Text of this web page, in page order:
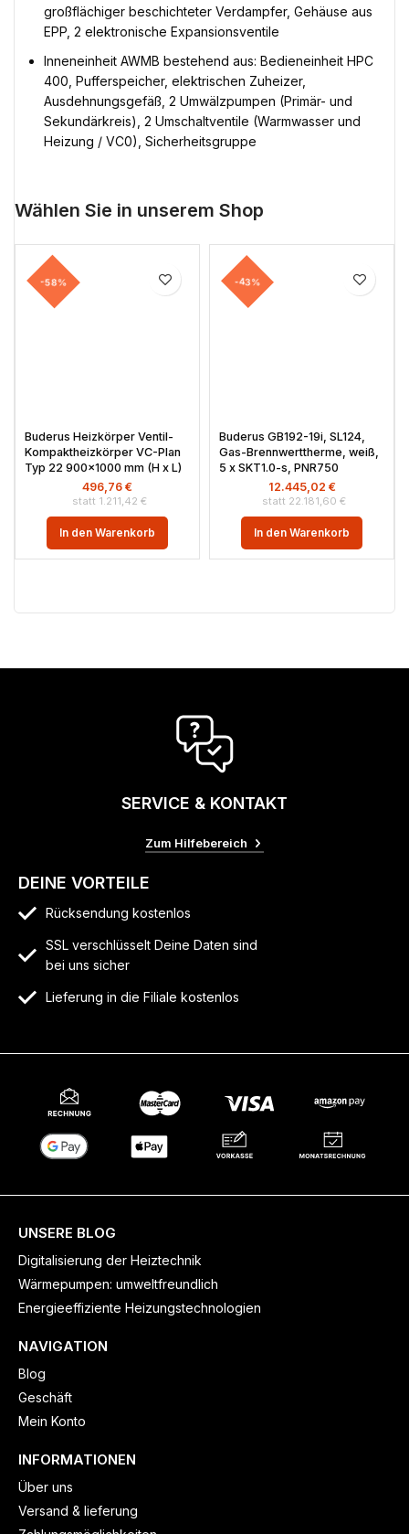
großflächiger beschichteter Verdampfer, Gehäuse aus
EPP, 2 elektronische Expansionsventile
Inneneinheit AWMB bestehend aus: Bedieneinheit HPC
400, Pufferspeicher, elektrischen Zuheizer,
Ausdehnungsgefäß, 2 Umwälzpumpen (Primär- und
Sekundärkreis), 2 Umschaltventile (Warmwasser und
Heizung / VC0), Sicherheitsgruppe
Wählen Sie in unserem Shop
-58%
Buderus Heizkörper Ventil-
Kompaktheizkörper VC-Plan
Typ 22 900×1000 mm (H x L)
1.211,42 €
496,76 €
In den Warenkorb
-43%
Buderus GB192-19i, SL124,
Gas-Brennwerttherme, weiß,
5 x SKT1.0-s, PNR750
22.181,60 €
12.445,02 €
In den Warenkorb
SERVICE & KONTAKT
Zum Hilfebereich
DEINE VORTEILE
Rücksendung kostenlos
SSL verschlüsselt Deine Daten sind
bei uns sicher
Lieferung in die Filiale kostenlos
UNSERE BLOG
Digitalisierung der Heiztechnik
Wärmepumpen: umweltfreundlich
Energieeffiziente Heizungstechnologien
NAVIGATION
Blog
Geschäft
Mein Konto
INFORMATIONEN
Über uns
Versand & lieferung